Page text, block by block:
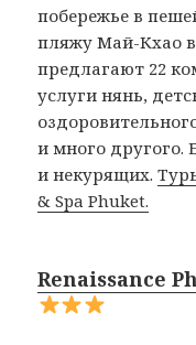
побережье в
пляжу Май-Кхао
предлагают 22
услуги нянь,
и много другого.
и некурящих.
& Spa Phuket.
Renaissance